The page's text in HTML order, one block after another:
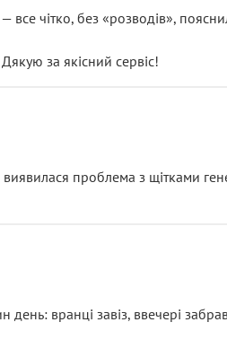
чітко, без «розводів»,
за якісний сервіс!
виявилася проблема з щітками
вранці завіз, ввечері